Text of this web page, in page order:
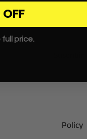
y
Policy
full price.